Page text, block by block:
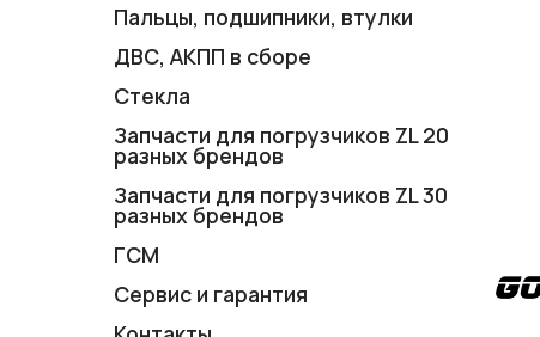
Пальцы, подшипники, втулки
ДВС, АКПП в сборе
Стекла
Запчасти для погрузчиков ZL 20
разных брендов
Запчасти для погрузчиков ZL 30
разных брендов
ГСМ
Сервис и гарантия